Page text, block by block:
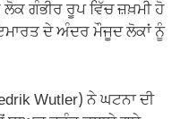
ਗੰਭੀਰ ਰੂਪ ਵਿੱਚ ਜ਼ਖ਼ਮੀ ਹੋ
ਦੇ ਅੰਦਰ ਮੌਜੂਦ ਲੋਕਾਂ ਨੂੰ
Wutler) ਨੇ ਘਟਨਾ ਦੀ